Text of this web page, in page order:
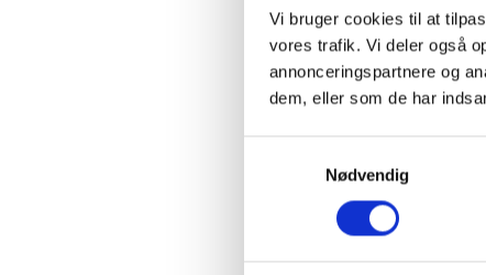
Vi bruger cookies til at
vores trafik. Vi deler også
annonceringspartnere og
dem, eller som de har
Nødvendig